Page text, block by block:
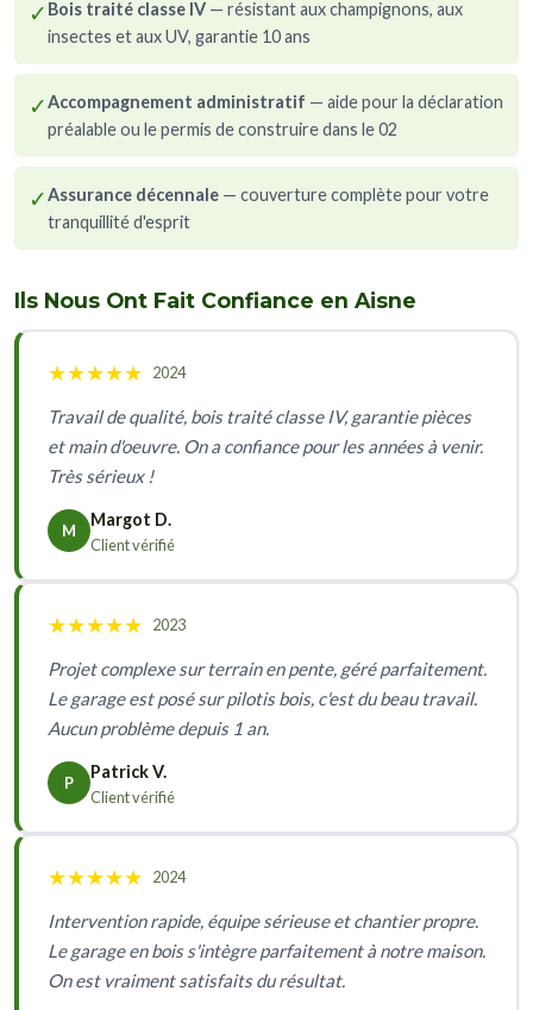
✓ Bois traité classe IV — résistant aux champignons, aux
insectes et aux UV, garantie 10 ans
✓Accompagnement administratif — aide pour la déclaration
préalable ou le permis de construire dans le 02
✓Assurance décennale — couverture complète pour votre
tranquillité d'esprit
Ils Nous Ont Fait Confiance en Aisne
★★★★★ 2024
Travail de qualité, bois traité classe IV, garantie pièces
et main d'oeuvre. On a confiance pour les années à venir.
Très sérieux !
M
Margot D.
Client vérifié
★★★★★ 2023
Projet complexe sur terrain en pente, géré parfaitement.
Le garage est posé sur pilotis bois, c'est du beau travail.
Aucun problème depuis 1 an.
P
Patrick V.
Client vérifié
★★★★★ 2024
Intervention rapide, équipe sérieuse et chantier propre.
Le garage en bois s'intègre parfaitement à notre maison.
On est vraiment satisfaits du résultat.